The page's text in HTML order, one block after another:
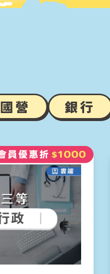
國營 銀行